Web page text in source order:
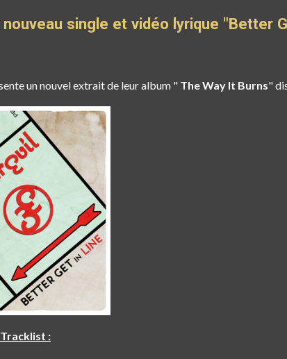
nouveau single et vidéo lyrique "Better
un nouvel extrait de leur album " The Way It Burns"
Tracklist :